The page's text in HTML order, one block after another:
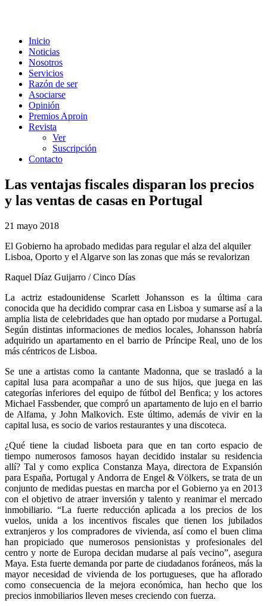
Inicio
Noticias
Nosotros
Servicios
Razón de ser
Asociarse
Opinión
Premios Aproin
Revista
Ver
Suscripción
Contacto
Las ventajas fiscales disparan los precios
y las ventas de casas en Portugal
21 mayo 2018
El Gobierno ha aprobado medidas para regular el alza del alquiler
Lisboa, Oporto y el Algarve son las zonas que más se revalorizan
Raquel Díaz Guijarro / Cinco Días
La actriz estadounidense Scarlett Johansson es la última cara
conocida que ha decidido comprar casa en Lisboa y sumarse así a la
amplia lista de celebridades que han optado por mudarse a Portugal.
Según distintas informaciones de medios locales, Johansson habría
adquirido un apartamento en el barrio de Príncipe Real, uno de los
más céntricos de Lisboa.
Se une a artistas como la cantante Madonna, que se trasladó a la
capital lusa para acompañar a uno de sus hijos, que juega en las
categorías inferiores del equipo de fútbol del Benfica; y los actores
Michael Fassbender, que compró un apartamento de lujo en el barrio
de Alfama, y John Malkovich. Este último, además de vivir en la
capital lusa, es socio de varios restaurantes y una discoteca.
¿Qué tiene la ciudad lisboeta para que en tan corto espacio de
tiempo numerosos famosos hayan decidido instalar su residencia
allí? Tal y como explica Constanza Maya, directora de Expansión
para España, Portugal y Andorra de Engel & Völkers, se trata de un
conjunto de medidas puestas en marcha por el Gobierno ya en 2013
con el objetivo de atraer inversión y talento y reanimar el mercado
inmobiliario. “La fuerte reducción aplicada a los precios de los
vuelos, unida a los incentivos fiscales que tienen los jubilados
extranjeros y los compradores de vivienda, así como el buen clima
han propiciado que numerosos pensionistas y profesionales del
centro y norte de Europa decidan mudarse al país vecino”, asegura
Maya. Esta fuerte demanda por parte de ciudadanos foráneos, más la
mayor necesidad de vivienda de los portugueses, que ha aflorado
como consecuencia de la mejora económica, han hecho que los
precios inmobiliarios lleven meses creciendo con fuerza.